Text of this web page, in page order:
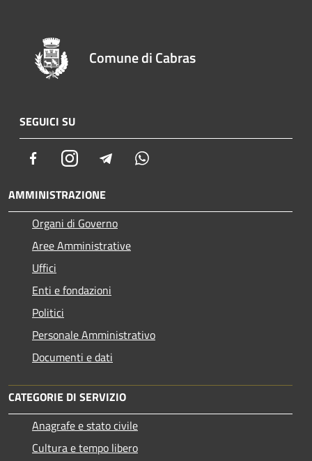
Comune di Cabras
SEGUICI SU
FacebookInstagram Telegram
AMMINISTRAZIONE
Organi di Governo
Aree Amministrative
Uffici
Enti e fondazioni
Politici
Personale Amministrativo
Documenti e dati
CATEGORIE DI SERVIZIO
Anagrafe e stato civile
Cultura e tempo libero